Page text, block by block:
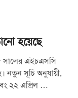
হয়েছে
সালের এইচএসসি
নতুন সূচি অনুযায়ী,
২২ এপ্রিল …